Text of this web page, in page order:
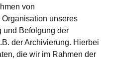
von
unseres
und Befolgung der
der Archivierung. Hierbei
die wir im Rahmen der